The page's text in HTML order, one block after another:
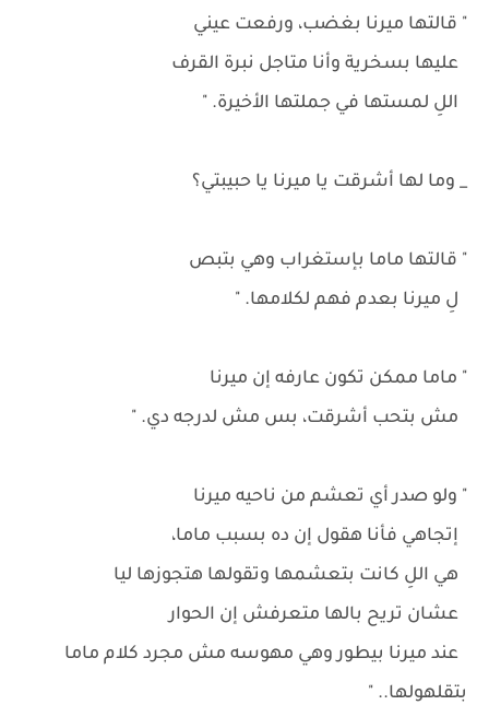
" قالتها ميرنا بغضب، ورفعت عيني
عليها بسخرية وأنا متاجل نبرة القرف
اللِ لمستها في جملتها الأخيرة. "
_ وما لها أشرقت يا ميرنا يا حبيبتي؟
" قالتها ماما بإستغراب وهي بتبص
لِ ميرنا بعدم فهم لكلامها. "
" ماما ممكن تكون عارفه إن ميرنا
مش بتحب أشرقت، بس مش لدرجه دي. "
" ولو صدر أي تعشم من ناحيه ميرنا
إتجاهي فأنا هقول إن ده بسبب ماما،
هي اللِ كانت بتعشمها وتقولها هتجوزها ليا
عشان تريح بالها متعرفش إن الحوار
عند ميرنا بيطور وهي مهوسه مش مجرد كلام ماما
بتقلهولها.. "